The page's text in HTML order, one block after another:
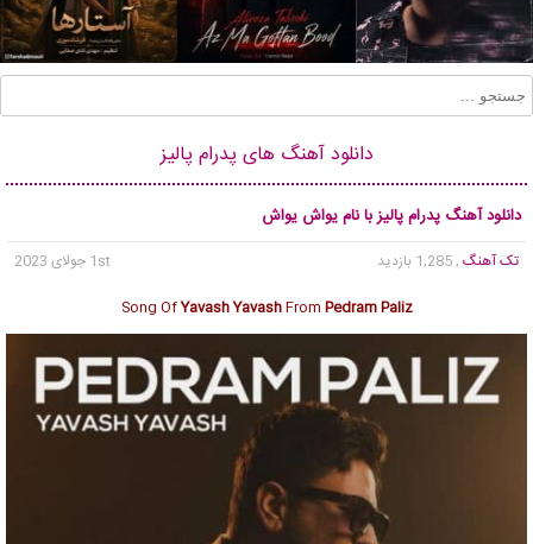
دانلود آهنگ های پدرام پالیز
دانلود آهنگ پدرام پالیز با نام یواش یواش
تک آهنگ , 1,285 بازدید
1st جولای 2023
Song OfYavash YavashFrom Pedram Paliz